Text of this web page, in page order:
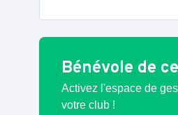
Bénévole de
Activez l'espace de
votre club !